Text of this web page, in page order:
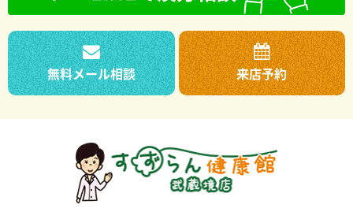
無料メール相談 来店予約